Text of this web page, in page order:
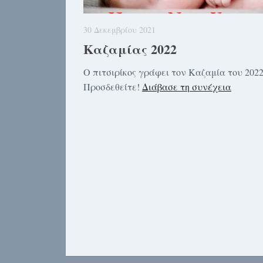
30 Δεκεμβρίου 2021
Καζαμίας 2022
Ο πιτσιρίκος γράφει τον Καζαμία του
Προσδεθείτε! Διάβασε τη συνέχεια